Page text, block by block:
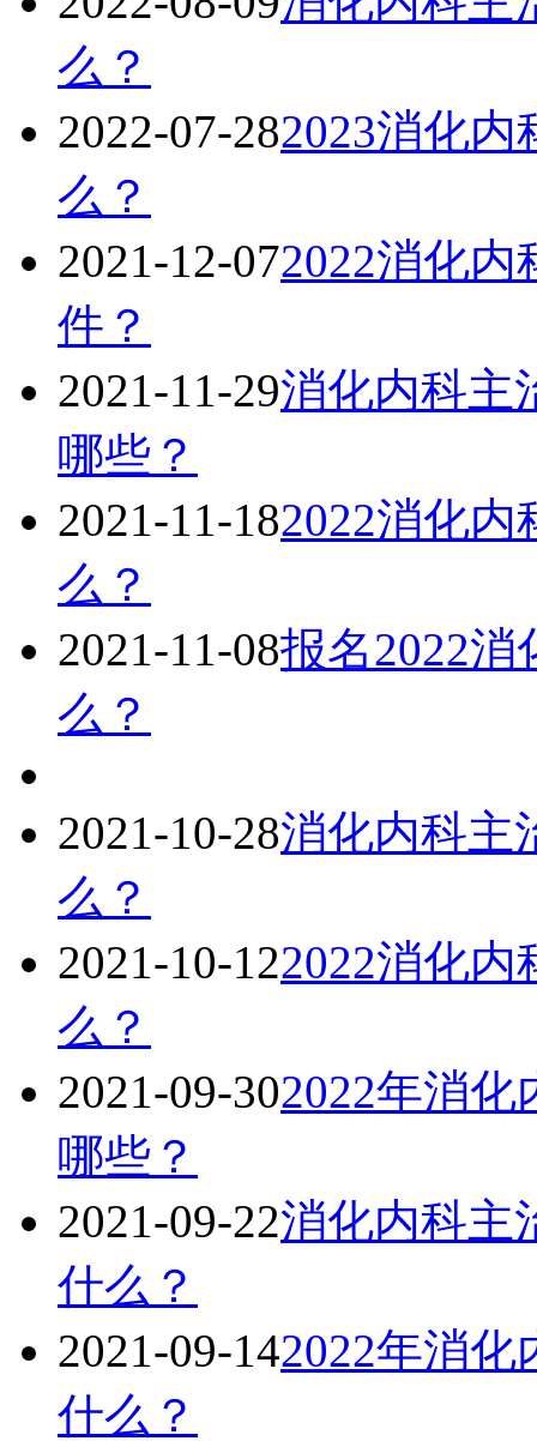
么？
2022-07-282023消化
么？
2021-12-072022消化
件？
2021-11-29消化内科主
哪些？
2021-11-182022消化
么？
2021-11-08报名2022
么？
2021-10-28消化内科主
么？
2021-10-122022消化
么？
2021-09-302022年消
哪些？
2021-09-22消化内科主
什么？
2021-09-142022年消
什么？